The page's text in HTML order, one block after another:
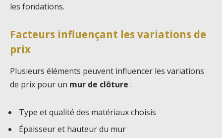
les fondations.
Facteurs influençant les variations de
prix
Plusieurs éléments peuvent influencer les variations
de prix pour un mur de clôture :
Type et qualité des matériaux choisis
Épaisseur et hauteur du mur